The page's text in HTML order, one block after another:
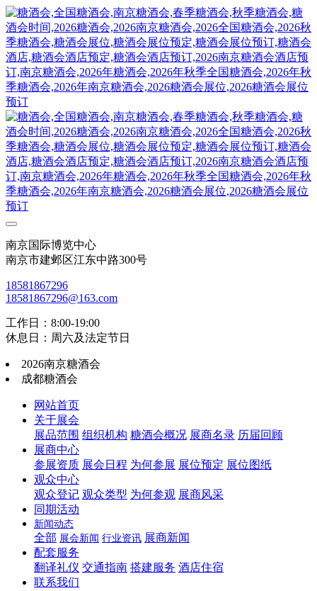
南京国际博览中心
南京市建邺区江东中路300号
18581867296
18581867296@163.com
工作日：8:00-19:00
休息日：周六及法定节日
2026南京糖酒会
成都糖酒会
网站首页
关于展会
展品范围 组织机构 糖酒会概况 展商名录 历届回顾
展商中心
参展资质 展会日程 为何参展 展位预定 展位图纸
观众中心
观众登记 观众类型 为何参观 展商风采
同期活动
新闻动态
全部 展会新闻 行业资讯 展商新闻
配套服务
翻译礼仪 交通指南 搭建服务 酒店住宿
联系我们